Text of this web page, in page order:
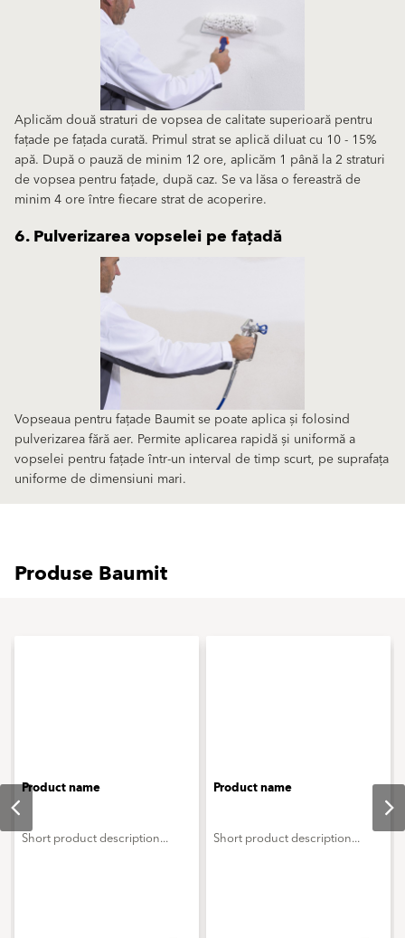
Aplicăm două straturi de vopsea de calitate superioară pentru
fațade pe fațada curată. Primul strat se aplică diluat cu 10 - 15%
apă. După o pauză de minim 12 ore, aplicăm 1 până la 2 straturi
de vopsea pentru fațade, după caz. Se va lăsa o fereastră de
minim 4 ore între fiecare strat de acoperire.
6. Pulverizarea vopselei pe fațadă
Vopseaua pentru fațade Baumit se poate aplica și folosind
pulverizarea fără aer. Permite aplicarea rapidă și uniformă a
vopselei pentru fațade într-un interval de timp scurt, pe suprafața
uniforme de dimensiuni mari.
Produse Baumit
Product name
Short product description...
Product name
Short product description...